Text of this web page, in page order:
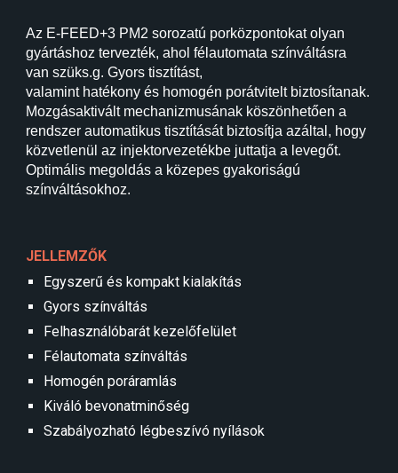
Az E-FEED+3 PM2 sorozatú porközpontokat olyan
gyártáshoz tervezték, ahol félautomata színváltásra
van szüks.g. Gyors tisztítást,
valamint hatékony és homogén porátvitelt biztosítanak.
Mozgásaktivált mechanizmusának köszönhetően a
rendszer automatikus tisztítását biztosítja azáltal, hogy
közvetlenül az injektorvezetékbe juttatja a levegőt.
Optimális megoldás a közepes gyakoriságú
színváltásokhoz.
JELLEMZŐK
Egyszerű és kompakt kialakítás
Gyors színváltás
Felhasználóbarát kezelőfelület
Félautomata színváltás
Homogén poráramlás
Kiváló bevonatminőség
Szabályozható légbeszívó nyílások